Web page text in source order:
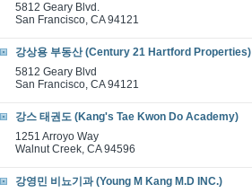
5812 Geary Blvd.
San Francisco, CA 94121
강상용 부동산 (Century 21 Hartford Properties)
5812 Geary Blvd
San Francisco, CA 94121
강스 태권도 (Kang's Tae Kwon Do Academy)
1251 Arroyo Way
Walnut Creek, CA 94596
강영민 비뇨기과 (Young M Kang M.D INC.)